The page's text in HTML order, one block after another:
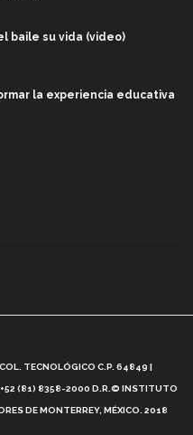
baile su vida (video)
la experiencia educativa
Educativo Tec? (video)
TECNOLÓGICO C.P. 64849 |
+52 (81) 8358-2000 D.R.© INSTITUTO
DE MONTERREY, MÉXICO. 2018